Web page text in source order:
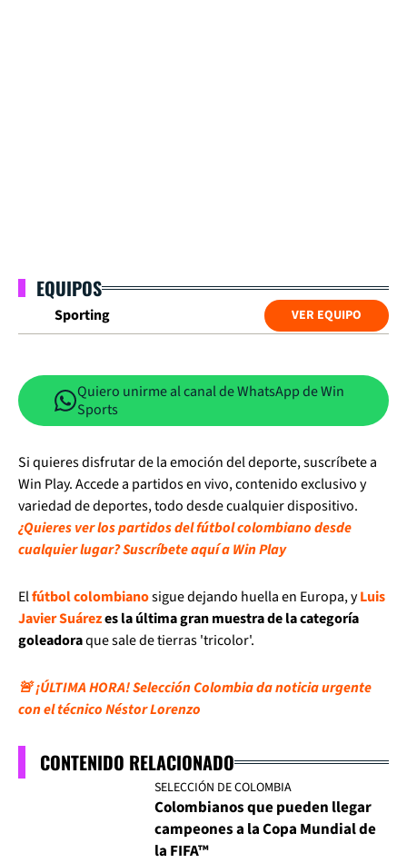
EQUIPOS
Sporting VER EQUIPO
Quiero unirme al canal de WhatsApp de Win
Sports
Si quieres disfrutar de la emoción del deporte, suscríbete a
Win Play. Accede a partidos en vivo, contenido exclusivo y
variedad de deportes, todo desde cualquier dispositivo.
¿Quieres ver los partidos del fútbol colombiano desde
cualquier lugar? Suscríbete aquí a Win Play
Elfútbol colombianosigue dejando huella en Europa, yLuis
Javier Suárezes la última gran muestra de la categoría
goleadoraque sale de tierras 'tricolor'.
🚨 ¡ÚLTIMA HORA! Selección Colombia da noticia urgente
con el técnico Néstor Lorenzo
CONTENIDO RELACIONADO
SELECCIÓN DE COLOMBIA
Colombianos que pueden llegar
campeones a la Copa Mundial de
la FIFA™